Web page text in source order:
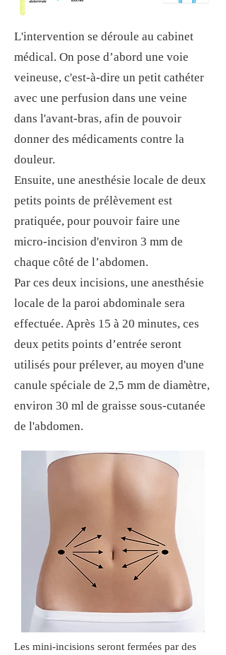
L'intervention se déroule au cabinet
médical. On pose d’abord une voie
veineuse, c'est-à-dire un petit cathéter
avec une perfusion dans une veine
dans l'avant-bras, afin de pouvoir
donner des médicaments contre la
douleur.
Ensuite, une anesthésie locale de deux
petits points de prélèvement est
pratiquée, pour pouvoir faire une
micro-incision d'environ 3 mm de
chaque côté de l’abdomen.
Par ces deux incisions, une anesthésie
locale de la paroi abdominale sera
effectuée. Après 15 à 20 minutes, ces
deux petits points d’entrée seront
utilisés pour prélever, au moyen d'une
canule spéciale de 2,5 mm de diamètre,
environ 30 ml de graisse sous-cutanée
de l'abdomen.
Les mini-incisions seront fermées par des